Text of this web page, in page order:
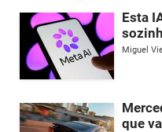
Esta
Miguel
que